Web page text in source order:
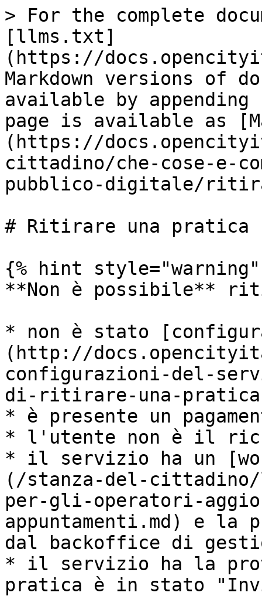
> For the complete
[llms.txt]
(https://
Markdown versions of
available by
page is available as
(https://
cittadino/che-cose-e-
pubblico-digitale/
# Ritirare una pratica
{% hint style="warning"
**Non è possibile**
* non è stato
(http://
configurazioni-del-
di-ritirare-una-
* è presente un
* l'utente non è il
* il servizio ha un
(/stanza-del-
per-gli-operatori-
appuntamenti.md) e
dal backoffice di
* il servizio ha la
pratica è in stato